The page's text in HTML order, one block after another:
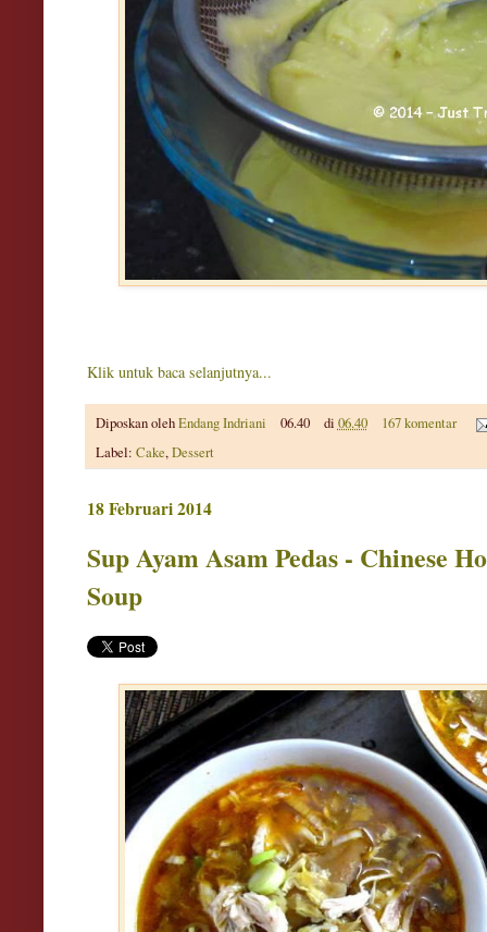
Klik untuk baca selanjutnya...
Diposkan olehEndang Indriani 06.40 di 06.40
167 komentar
Label: Cake,Dessert
18 Februari 2014
Sup Ayam Asam Pedas - Chinese
Soup